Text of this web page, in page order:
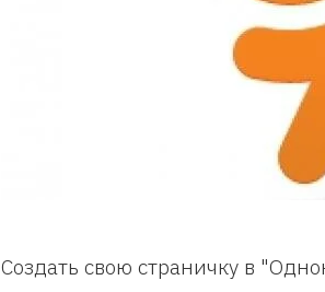
Создать свою страничку в